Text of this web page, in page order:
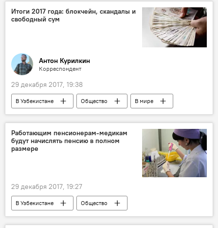
Итоги 2017 года: блокчейн, скандалы и
свободный сум
Антон Курилкин
Корреспондент
29 декабря 2017, 19:38
В Узбекистане Общество
В мире
Колумнисты
Россия
США
Узбекистан
Центральная Азия
Шавкат Мирзиёев
Дональд Трамп
Работающим пенсионерам-медикам
будут начислять пенсию в полном
размере
29 декабря 2017, 19:27
В Узбекистане
Общество
Узбекистан
Шавкат Мирзиёев